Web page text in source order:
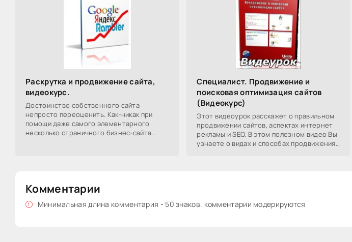
Раскрутка и продвижение сайта,
видеокурс.
Достоинство собственного сайта
непросто переоценить. Как-никак при
помощи даже самого элементарного
несколько страничного бизнес-сайта
Специалист. Продвижение и
поисковая оптимизация сайтов
(Видеокурс)
Этот видеоурок расскажет о правильном
продвижении сайтов, аспектах интернет
рекламы и SEO. В этом полезном видео Вы
узнаете о видах и способах продвижения
Комментарии
Минимальная длина комментария - 50 знаков. комментарии модерируются